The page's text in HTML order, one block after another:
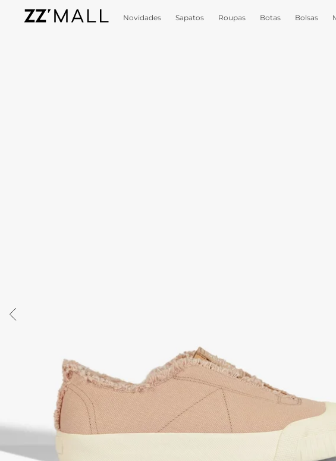
Novidades Sapatos Roupas Botas Bolsas